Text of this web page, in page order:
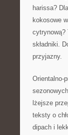
harissa?
kokosowe
cytrynową?
składniki.
przyjazny.
Orientalno-
lżejsze
teksty o
dipach i